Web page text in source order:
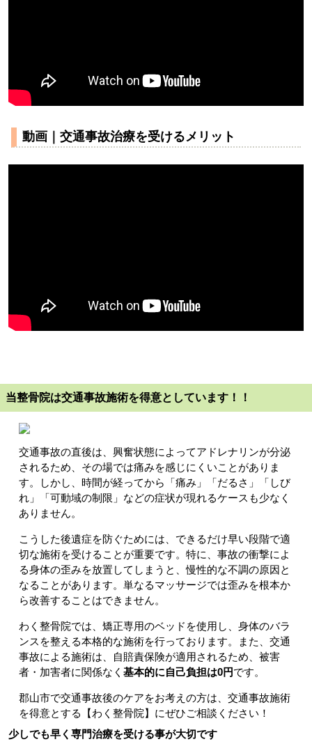
動画｜交通事故治療を受けるメリット
当整骨院は交通事故施術を得意としています！！
交通事故の直後は、興奮状態によってアドレナリンが分泌
されるため、その場では痛みを感じにくいことがありま
す。しかし、時間が経ってから「痛み」「だるさ」「しび
れ」「可動域の制限」などの症状が現れるケースも少なく
ありません。
こうした後遺症を防ぐためには、できるだけ早い段階で適
切な施術を受けることが重要です。特に、事故の衝撃によ
る身体の歪みを放置してしまうと、慢性的な不調の原因と
なることがあります。単なるマッサージでは歪みを根本か
ら改善することはできません。
わく整骨院では、矯正専用のベッドを使用し、身体のバラ
ンスを整える本格的な施術を行っております。また、交通
事故による施術は、自賠責保険が適用されるため、被害
者・加害者に関係なく 基本的に自己負担は0円です。
郡山市で交通事故後のケアをお考えの方は、交通事故施術
を得意とする【わく整骨院】にぜひご相談ください！
少しでも早く専門治療を受ける事が大切です